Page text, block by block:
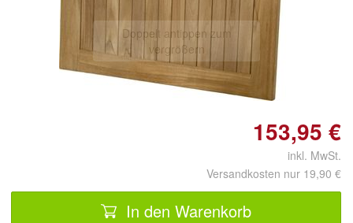
Doppelt antippen zum
vergrößern
153,95 €
inkl. MwSt.
Versandkosten nur 19,90 €
In den Warenkorb